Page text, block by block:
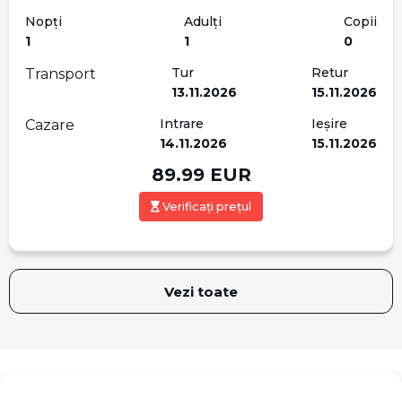
Nopți
1
Adulți
1
Copii
0
Transport
Tur
13.11.2026
Retur
15.11.2026
Cazare
Intrare
14.11.2026
Ieșire
15.11.2026
89.99EUR
Verificați prețul
Vezi toate